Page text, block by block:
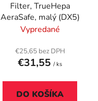
Filter, TrueHepa
AeraSafe, malý (DX5)
Vypredané
€25,65 bez DPH
€31,55 / ks
DO KOŠÍKA